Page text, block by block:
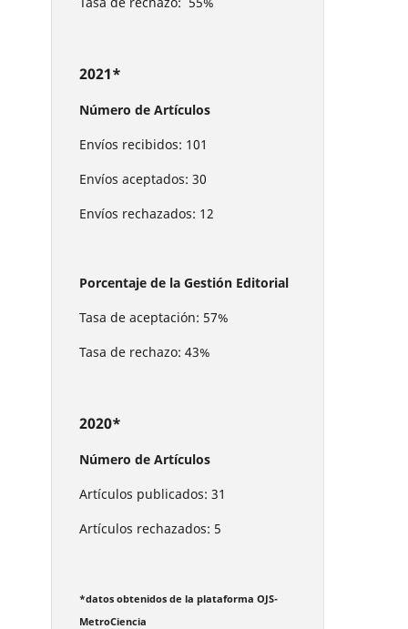
2021*
Número de Artículos
Envíos recibidos: 101
Envíos aceptados: 30
Envíos rechazados: 12
Porcentaje de la Gestión Editorial
Tasa de aceptación: 57%
Tasa de rechazo: 43%
2020*
Número de Artículos
Artículos publicados: 31
Artículos rechazados: 5
*datos obtenidos de la plataforma OJS-
MetroCiencia